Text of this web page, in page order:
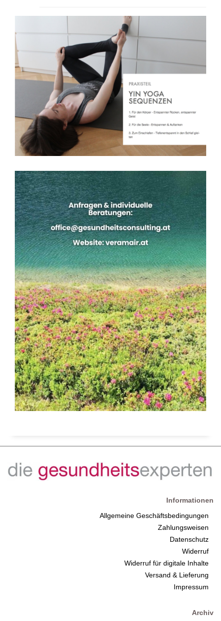
Informationen
Allgemeine Geschäftsbedingungen
Zahlungsweisen
Datenschutz
Widerruf
Widerruf für digitale Inhalte
Versand & Lieferung
Impressum
Archiv